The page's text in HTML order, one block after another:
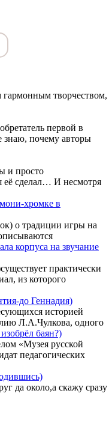
гармонным творчеством,
первой в
знаю, почему авторы
и просто
её сделал… И несмотря
хромке в
о традиции игры на
корпуса на звучание
практически
из которого
до Геннадия)
историей
Л.А.Чулкова, одного
баян?)
«Музея русской
педагогических
да около,а скажу сразу